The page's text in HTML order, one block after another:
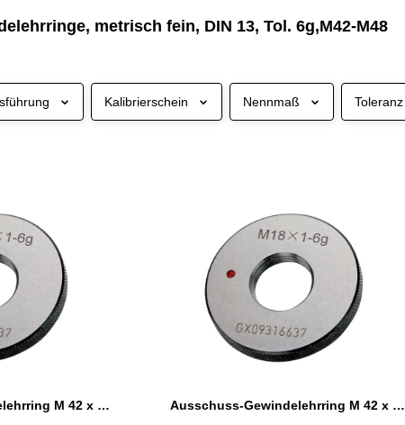
metrisch fein, DIN 13, Tol. 6g,M42-M48
Kalibrierschein Nennmaß Toleranz
Ausschuss-Gewindelehrring M 42 x 1 - 6g DIN 13
Ausschuss-Gewindelehrring M 42 x 1,5 - 6g DIN 13